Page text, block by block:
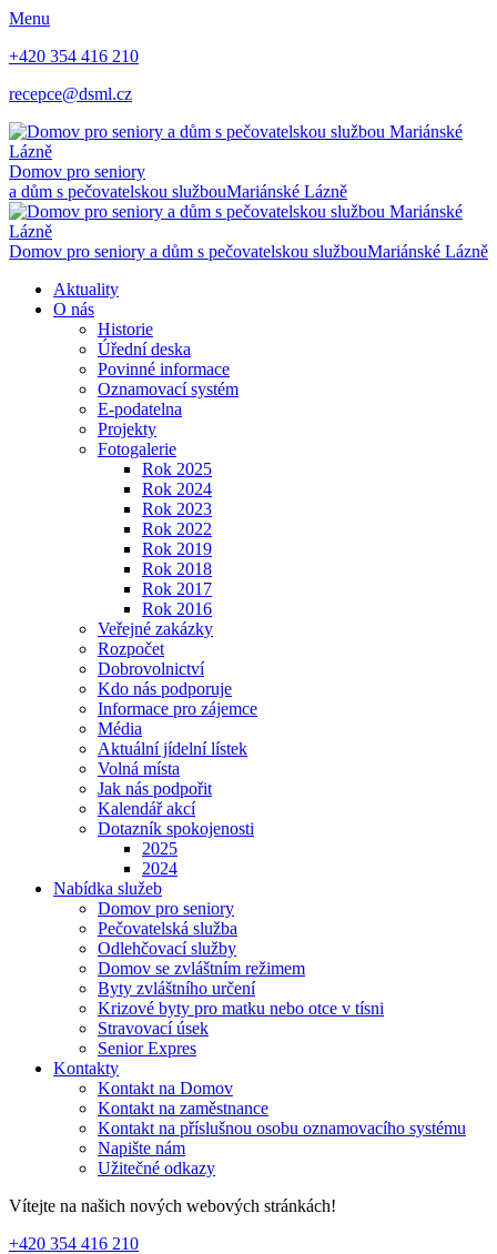
Menu
+420 354 416 210
recepce@dsml.cz
Domov pro seniory
a dům s pečovatelskou službouMariánské Lázně
Domov pro seniory a dům s pečovatelskou službouMariánské Lázně
Aktuality
O nás
Historie
Úřední deska
Povinné informace
Oznamovací systém
E-podatelna
Projekty
Fotogalerie
Rok 2025
Rok 2024
Rok 2023
Rok 2022
Rok 2019
Rok 2018
Rok 2017
Rok 2016
Veřejné zakázky
Rozpočet
Dobrovolnictví
Kdo nás podporuje
Informace pro zájemce
Média
Aktuální jídelní lístek
Volná místa
Jak nás podpořit
Kalendář akcí
Dotazník spokojenosti
2025
2024
Nabídka služeb
Domov pro seniory
Pečovatelská služba
Odlehčovací služby
Domov se zvláštním režimem
Byty zvláštního určení
Krizové byty pro matku nebo otce v tísni
Stravovací úsek
Senior Expres
Kontakty
Kontakt na Domov
Kontakt na zaměstnance
Kontakt na příslušnou osobu oznamovacího systému
Napište nám
Užitečné odkazy
Vítejte na našich nových webových stránkách!
+420 354 416 210